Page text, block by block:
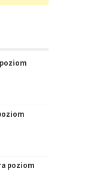
poziom